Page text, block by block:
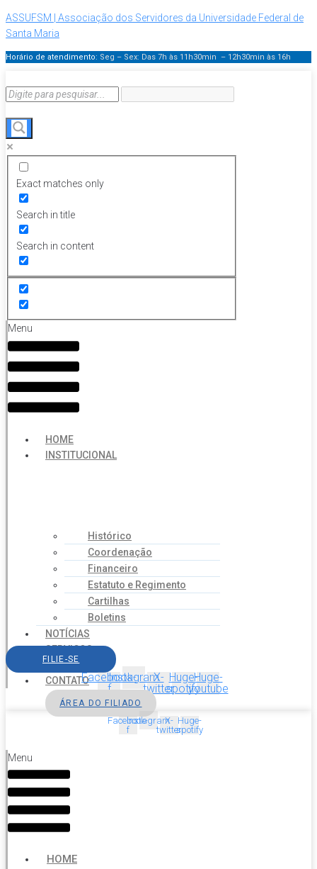
ASSUFSM | Associação dos Servidores da Universidade Federal de
Santa Maria
Horário de atendimento: Seg – Sex: Das 7h às 11h30min – 12h30min às 16h
Exact matches only
Search in title
Search in content
Menu
HOME
INSTITUCIONAL
Histórico
Coordenação
Financeiro
Estatuto e Regimento
Cartilhas
Boletins
NOTÍCIAS
SERVIÇOS
AGENDA
CONTATO
FILIE-SE
Facebook-
f
InstagramX-
twitter
Huge-
spotify
Huge-
youtube
ÁREA DO FILIADO
Facebook-
f
InstagramX-
twitter
Huge-
spotify
Menu
HOME